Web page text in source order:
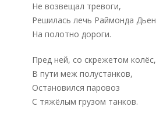
Не возвещал тревоги,
Решилась лечь Раймонда Дьен
На полотно дороги.
Пред ней, со скрежетом колёс,
В пути меж полустанков,
Остановился паровоз
С тяжёлым грузом танков.